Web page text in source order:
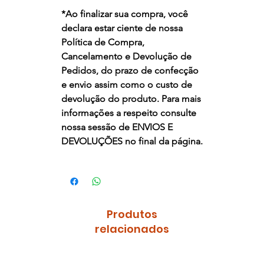
*Ao finalizar sua compra, você
declara estar ciente de nossa
Política de Compra,
Cancelamento e Devolução de
Pedidos, do prazo de confecção
e envio assim como o custo de
devolução do produto. Para mais
informações a respeito consulte
nossa sessão de ENVIOS E
DEVOLUÇÕES no final da página.
Produtos
relacionados